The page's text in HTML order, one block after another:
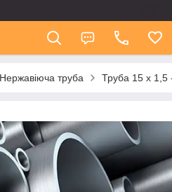
Нержавіюча труба Труба 15 х 1,5